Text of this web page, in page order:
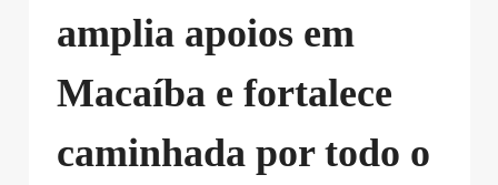
amplia apoios em
Macaíba e fortalece
caminhada por todo o